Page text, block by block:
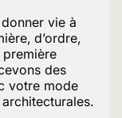
vie à
d’ordre,
des
votre mode